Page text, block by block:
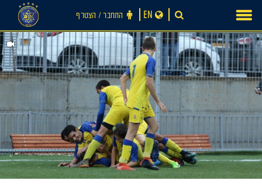
content
התחבר ‪/‬ הצטרף EN